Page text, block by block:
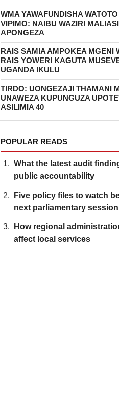
WMA YAWAFUNDISHA WATOTO
VIPIMO: NAIBU WAZIRI
APONGEZA
RAIS SAMIA AMPOKEA MGENI
RAIS YOWERI KAGUTA
UGANDA IKULU
TIRDO: UONGEZAJI THAMANI
UNAWEZA KUPUNGUZA
ASILIMIA 40
POPULAR READS
What the latest audit
public accountability
Five policy files to watch
next parliamentary session
How regional
affect local services